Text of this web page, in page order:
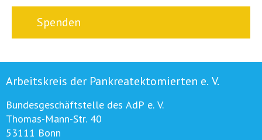
Spenden
Arbeitskreis der Pankreatektomierten e. V.
Bundesgeschäftstelle des AdP e. V.
Thomas-Mann-Str. 40
53111 Bonn